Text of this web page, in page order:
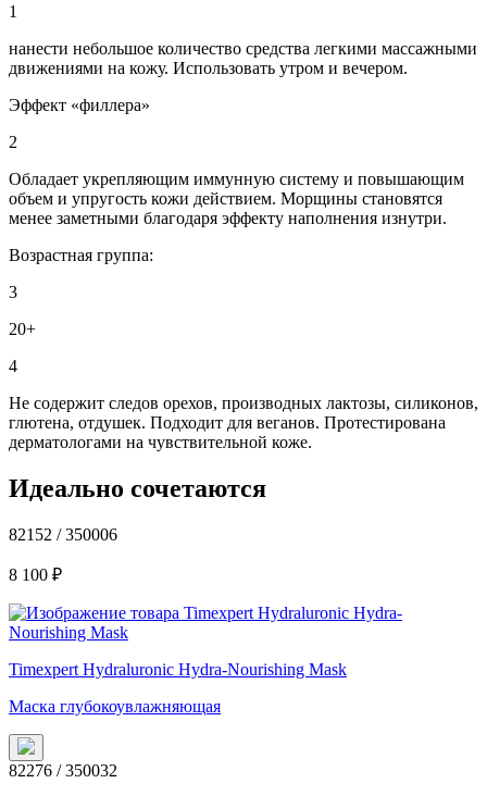
1
нанести небольшое количество средства легкими массажными
движениями на кожу. Использовать утром и вечером.
Эффект «филлера»
2
Обладает укрепляющим иммунную систему и повышающим
объем и упругость кожи действием. Морщины становятся
менее заметными благодаря эффекту наполнения изнутри.
Возрастная группа:
3
20+
4
Не содержит следов орехов, производных лактозы, силиконов,
глютена, отдушек. Подходит для веганов. Протестирована
дерматологами на чувствительной коже.
Идеально сочетаются
82152 / 350006
8 100 ₽
Timexpert Hydraluronic Hydra-Nourishing Mask
Маска глубокоувлажняющая
82276 / 350032